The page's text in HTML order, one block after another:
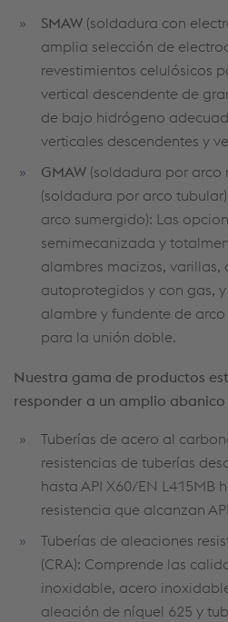
SMAW (soldadura con
amplia selección de
revestimientos celulósicos
vertical descendente de
de bajo hidrógeno
verticales descendentes y
GMAW (soldadura por arco
(soldadura por arco
arco sumergido): Las
semimecanizada y
alambres macizos, varillas,
autoprotegidos y con gas,
alambre y fundente de
para la unión doble.
Nuestra gama de productos
responder a un amplio
Tuberías de acero al
resistencias de tuberías
hasta API X60/EN L415MB
resistencia que alcanzan
Tuberías de aleaciones
(CRA): Comprende las
inoxidable, acero
aleación de níquel 625 y